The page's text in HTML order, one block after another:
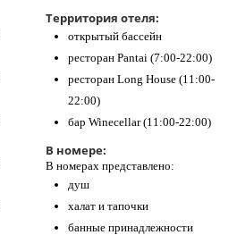
Территория отеля:
открытый бассейн
ресторан Pantai (7:00-22:00)
ресторан Long House (11:00-
22:00)
бар Winecellar (11:00-22:00)
В номере:
В номерах представлено:
душ
халат и тапочки
банные принадлежности